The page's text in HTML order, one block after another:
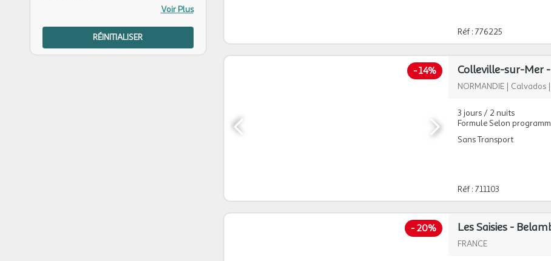
Voir Plus
RÉINITIALISER
Réf : 776225
-14%
NORMANDIE | Calvados |
3 jours / 2 nuits
Formule Selon
Sans Transport
Réf : 711103
- 20%
FRANCE